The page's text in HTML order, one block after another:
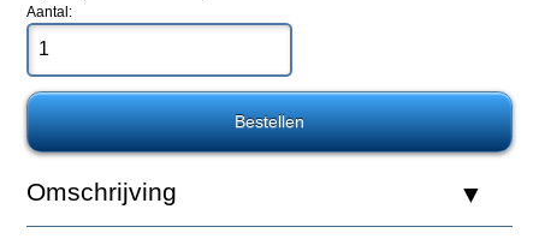
Alg
Control
F
Aantal:
Omschrijving